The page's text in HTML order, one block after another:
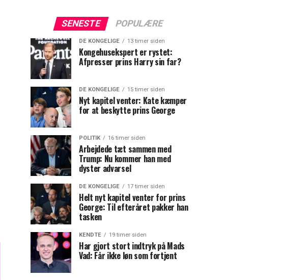
SENESTE POPULÆRE
DE KONGELIGE 13 timer siden
Kongehusekspert er rystet:
Afpresser prins Harry sin far?
DE KONGELIGE 15 timer siden
Nyt kapitel venter: Kate kæmper
for at beskytte prins George
POLITIK 16 timer siden
Arbejdede tæt sammen med
Trump: Nu kommer han med
dyster advarsel
DE KONGELIGE 17 timer siden
Helt nyt kapitel venter for prins
George: Til efteråret pakker han
tasken
KENDTE 19 timer siden
Har gjort stort indtryk på Mads
Vad: Får ikke løn som fortjent